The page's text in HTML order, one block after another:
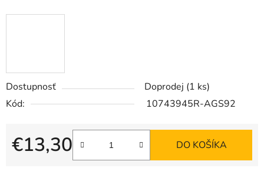
Dostupnosť Doprodej (1 ks)
Kód:
10743945R-AGS92
€13,30
Jednotková cena:
DO KOŠÍKA